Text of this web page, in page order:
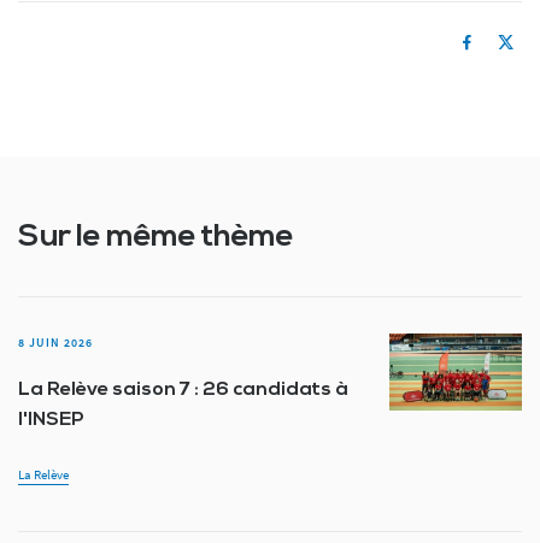
Sur le même thème
8 JUIN 2026
La Relève saison 7 : 26 candidats à
l'INSEP
La Relève